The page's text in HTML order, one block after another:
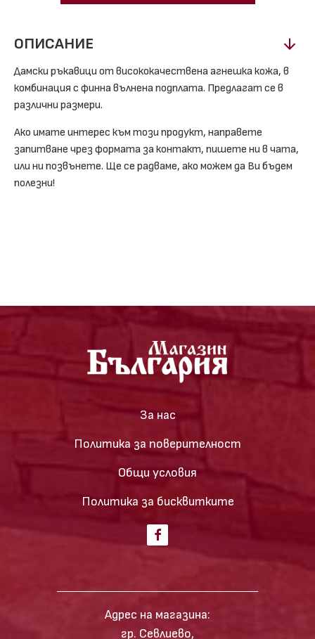
ОПИСАНИЕ
Дамски ръкавици от висококачествена агнешка кожа, в
комбинация с финна вълнена подплата. Предлагат се в
различни размери.
Ако имате интерес към този продукт, направете
запитване чрез формата за контакт, пишете ни в чата,
или ни позвънете. Ще се радваме, ако можем да Ви бъдем
полезни!
За нас
Политика за поверителност
Общи условия
Политика за бисквитките
Адрес на магазина:
гр. Севлиево,